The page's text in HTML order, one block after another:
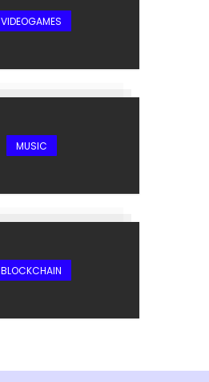
VIDEOGAMES
MUSIC
BLOCKCHAIN